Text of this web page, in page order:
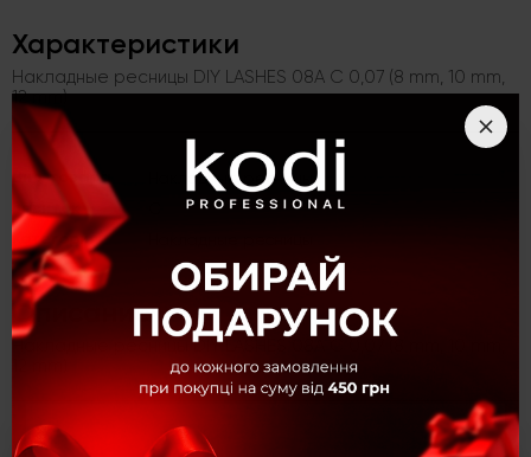
Характеристики
Накладные ресницы DIY LASHES 08A C 0,07 (8 mm, 10 mm,
12 mm)
Вид товара Накладные ресницы
Завиток
Категория
Описание
Накладные ресницы DIY LASHES 08A C 0,07 (8 mm, 10 mm,